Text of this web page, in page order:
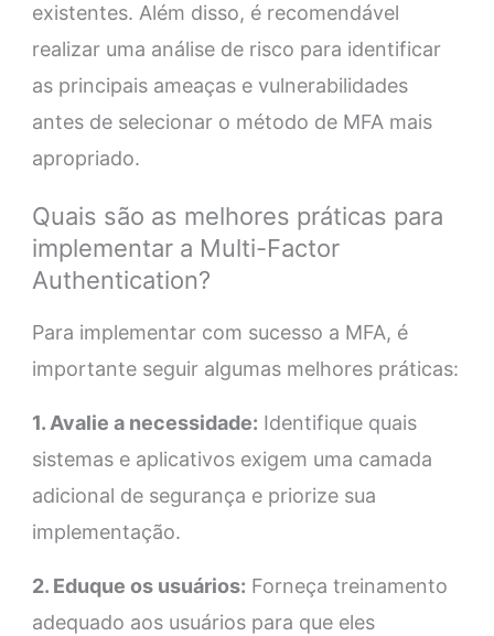
existentes. Além disso, é recomendável
realizar uma análise de risco para identificar
as principais ameaças e vulnerabilidades
antes de selecionar o método de MFA mais
apropriado.
Quais são as melhores práticas para
implementar a Multi-Factor
Authentication?
Para implementar com sucesso a MFA, é
importante seguir algumas melhores práticas:
1. Avalie a necessidade: Identifique quais
sistemas e aplicativos exigem uma camada
adicional de segurança e priorize sua
implementação.
2. Eduque os usuários: Forneça treinamento
adequado aos usuários para que eles